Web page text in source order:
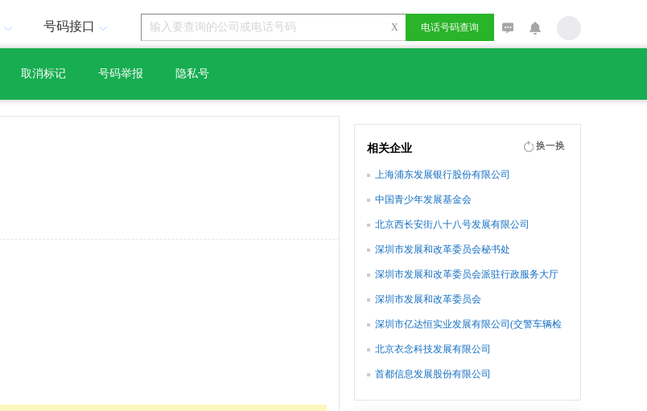
号码接口 X 电话号码查询
取消标记 号码举报 隐私号
相关企业 换一换
上海浦东发展银行股份有限公司
中国青少年发展基金会
北京西长安街八十八号发展有限公司
深圳市发展和改革委员会秘书处
深圳市发展和改革委员会派驻行政服务大厅
深圳市发展和改革委员会
深圳市亿达恒实业发展有限公司(交警车辆检
北京衣念科技发展有限公司
首都信息发展股份有限公司